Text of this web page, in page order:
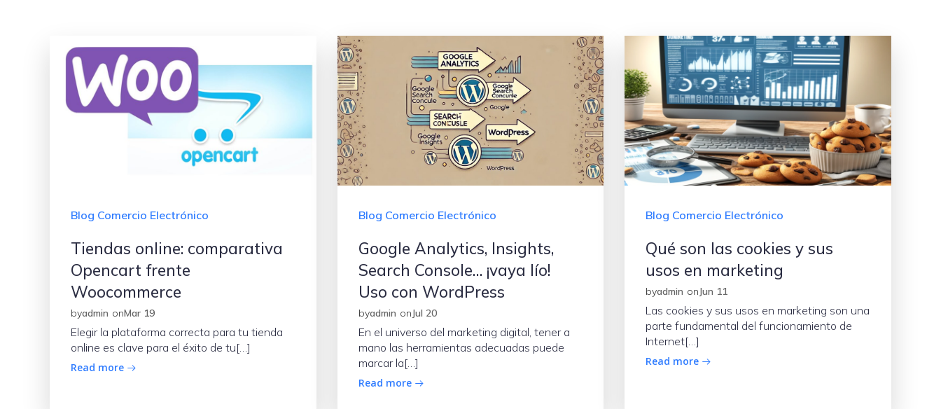
Blog Comercio Electrónico
Tiendas online: comparativa
Opencart frente
Woocommerce
byadmin onMar 19
Elegir la plataforma correcta para tu tienda
online es clave para el éxito de tu[…]
Read more
Blog Comercio Electrónico
Google Analytics, Insights,
Search Console… ¡vaya lío!
Uso con WordPress
byadmin onJul 20
En el universo del marketing digital, tener a
mano las herramientas adecuadas puede
marcar la[…]
Read more
Blog Comercio Electrónico
Qué son las cookies y sus
usos en marketing
byadmin onJun 11
Las cookies y sus usos en marketing son una
parte fundamental del funcionamiento de
Internet[…]
Read more